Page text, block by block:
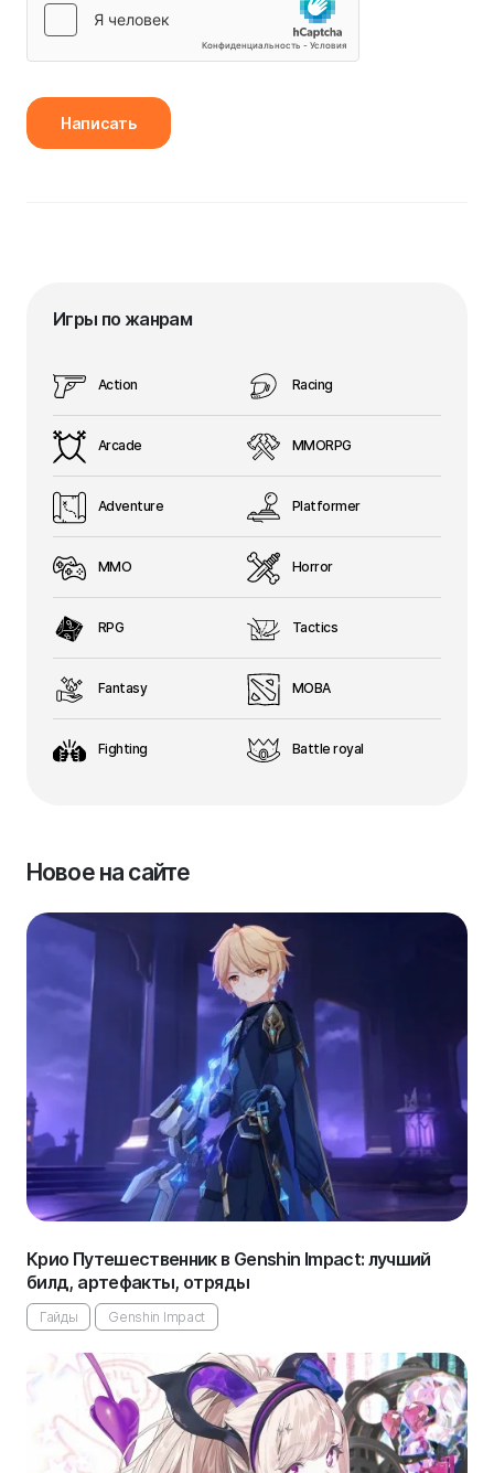
Написать
Игры по жанрам
Action
Arcade
Adventure
MMO
RPG
Fantasy
Fighting
Racing
MMORPG
Platformer
Horror
Tactics
MOBA
Battle royal
Новое на сайте
Крио Путешественник в Genshin Impact: лучший
билд, артефакты, отряды
Гайды Genshin Impact